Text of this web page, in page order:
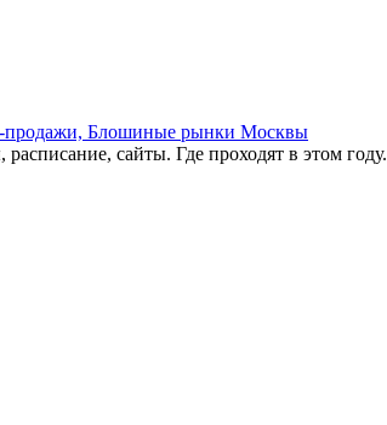
продажи, Блошиные рынки Москвы
сайты. Где проходят в этом году.